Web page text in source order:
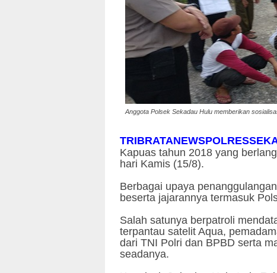
Anggota Polsek Sekadau Hulu memberikan
Kapuas tahun 2018 yang
hari Kamis (15/8).
Berbagai upaya
beserta jajarannya termasuk
Salah satunya berpatroli
terpantau satelit Aqua,
dari TNI Polri dan BPBD serta
seadanya.